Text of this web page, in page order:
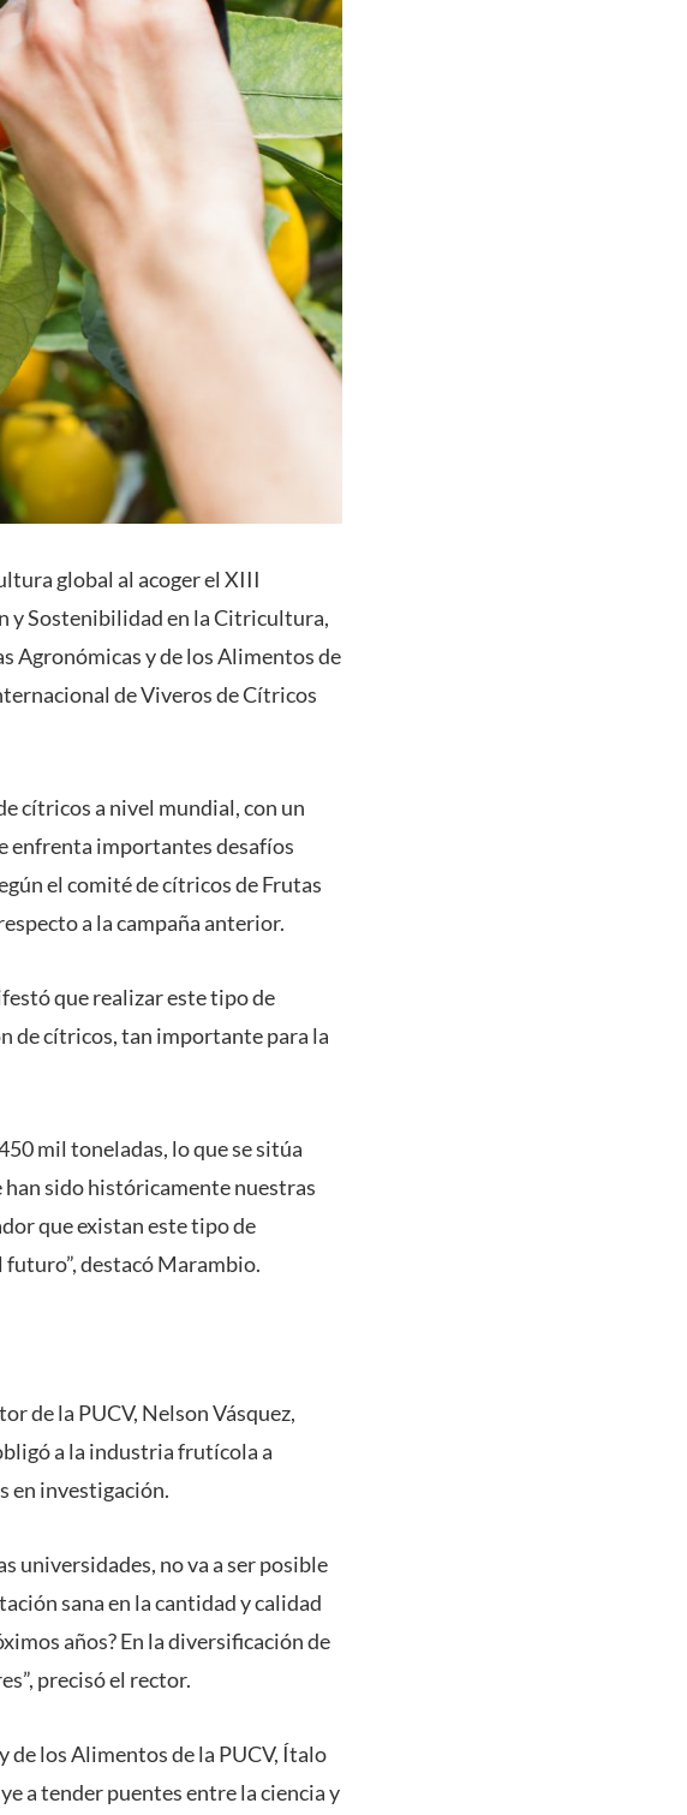
global al acoger el XIII
y Sostenibilidad en la Citricultura,
Agronómicas y de los Alimentos de
de Viveros de Cítricos
cítricos a nivel mundial, con un
enfrenta importantes desafíos
el comité de cítricos de Frutas
a la campaña anterior.
que realizar este tipo de
de cítricos, tan importante para la
mil toneladas, lo que se sitúa
han sido históricamente nuestras
que existan este tipo de
futuro”, destacó Marambio.
de la PUCV, Nelson Vásquez,
a la industria frutícola a
en investigación.
universidades, no va a ser posible
sana en la cantidad y calidad
años? En la diversificación de
precisó el rector.
de los Alimentos de la PUCV, Ítalo
a tender puentes entre la ciencia y